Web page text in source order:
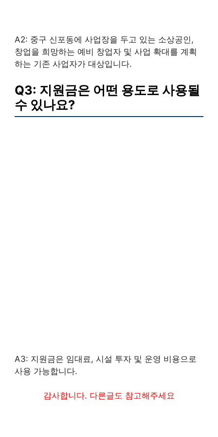
A2: 중구 신포동에 사업장을 두고 있는 소상공인,
창업을 희망하는 예비 창업자 및 사업 확대를 계획
하는 기존 사업자가 대상입니다.
Q3: 지원금은 어떤 용도로 사용될
수 있나요?
A3: 지원금은 임대료, 시설 투자 및 운영 비용으로
사용 가능합니다.
감사합니다. 다른글도 참고해주세요